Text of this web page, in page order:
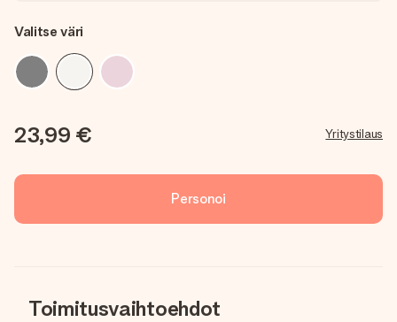
Valitse väri
23,99 € Yritystilaus
Personoi
Toimitusvaihtoehdot